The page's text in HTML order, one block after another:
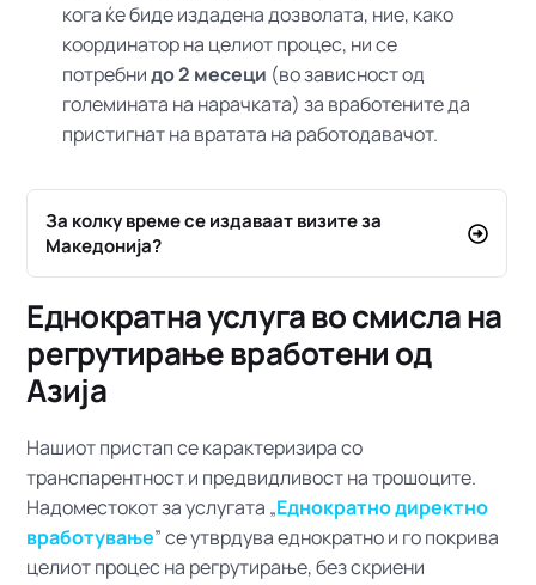
кога ќе биде издадена дозволата, ние, како
координатор на целиот процес, ни се
потребнидо 2 месеци (во зависност од
големината на нарачката) за вработените да
пристигнат на вратата на работодавачот.
За колку време се издаваат визите за
Македонија?
Еднократна услуга во смисла на
регрутирање вработени од
Азија
Нашиот пристап се карактеризира со
транспарентност и предвидливост на трошоците.
Надоместокот за услугата „Еднократно директно
вработување” се утврдува еднократно и го покрива
целиот процес на регрутирање, без скриени